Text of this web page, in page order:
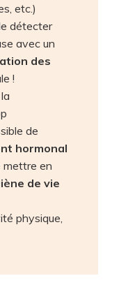
etc.)
détecter
avec un
des
!
de
hormonal
mettre en
de vie
physique,